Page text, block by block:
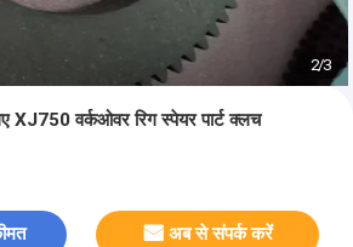
2/3
XJ750 वर्कओवर रिग स्पेयर पार्ट क्लच
अब से संपर्क करें